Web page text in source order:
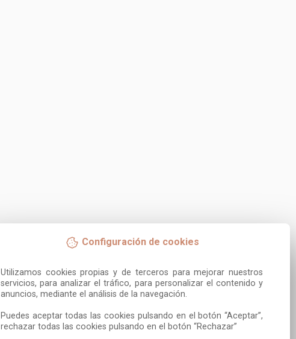
Configuración de cookies
Utilizamos cookies propias y de terceros para mejorar nuestros
servicios, para analizar el tráfico, para personalizar el contenido y
anuncios, mediante el análisis de la navegación.
Puedes aceptar todas las cookies pulsando en el botón “Aceptar”,
rechazar todas las cookies pulsando en el botón “Rechazar”